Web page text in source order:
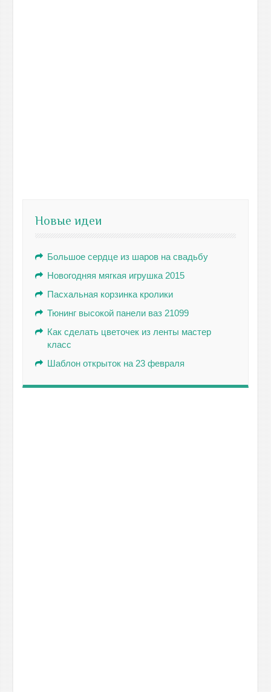
Новые идеи
Большое сердце из шаров на свадьбу
Новогодняя мягкая игрушка 2015
Пасхальная корзинка кролики
Тюнинг высокой панели ваз 21099
Как сделать цветочек из ленты мастер
класс
Шаблон открыток на 23 февраля